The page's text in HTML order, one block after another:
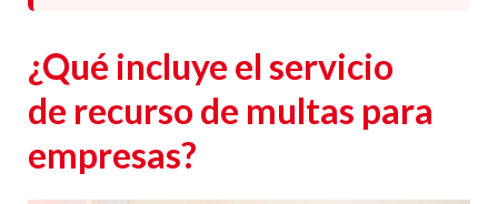
¿Qué incluye el servicio
de recurso de multas para
empresas?